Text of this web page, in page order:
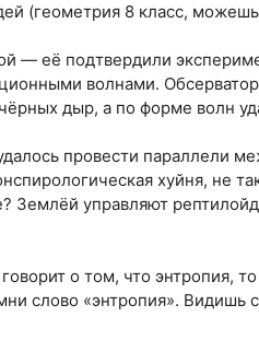
(геометрия 8 класс, можешь
— её подтвердили
волнами.
дыр, а по форме волн
провести параллели
хуйня, не
Землёй управляют
о том, что энтропия,
слово «энтропия». Видишь